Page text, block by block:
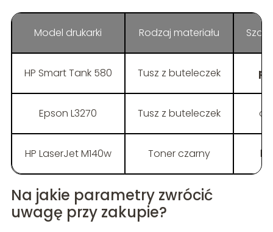
Model drukarki Rodzaj materiału
HP Smart Tank 580 Tusz z buteleczek
Epson L3270 Tusz z buteleczek
HP LaserJet M140w Toner czarny
Na jakie parametry zwrócić
uwagę przy zakupie?